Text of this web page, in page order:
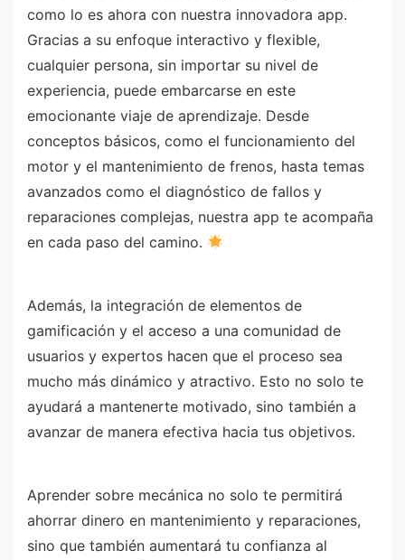
como lo es ahora con nuestra innovadora app.
Gracias a su enfoque interactivo y flexible,
cualquier persona, sin importar su nivel de
experiencia, puede embarcarse en este
emocionante viaje de aprendizaje. Desde
conceptos básicos, como el funcionamiento del
motor y el mantenimiento de frenos, hasta temas
avanzados como el diagnóstico de fallos y
reparaciones complejas, nuestra app te acompaña
en cada paso del camino.
Además, la integración de elementos de
gamificación y el acceso a una comunidad de
usuarios y expertos hacen que el proceso sea
mucho más dinámico y atractivo. Esto no solo te
ayudará a mantenerte motivado, sino también a
avanzar de manera efectiva hacia tus objetivos.
Aprender sobre mecánica no solo te permitirá
ahorrar dinero en mantenimiento y reparaciones,
sino que también aumentará tu confianza al